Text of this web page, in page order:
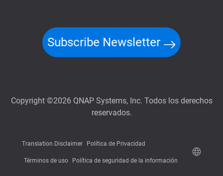
Subscribe Newsletter
Copyright ©2026 QNAP Systems, Inc. Todos los derechos
reservados.
Translation Disclaimer Política de Privacidad
Términos de uso Política de seguridad de la información